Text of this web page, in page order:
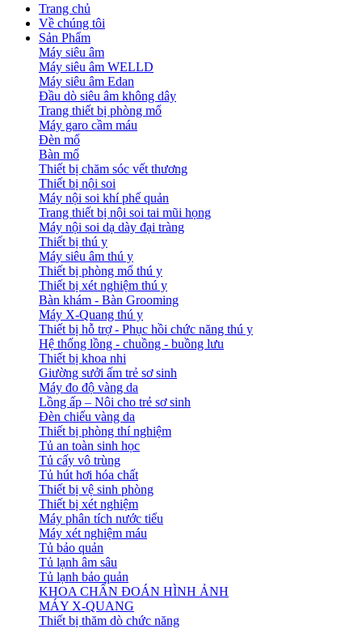
Trang chủ
Về chúng tôi
Sản Phẩm
Máy siêu âm
Máy siêu âm WELLD
Máy siêu âm Edan
Đầu dò siêu âm không dây
Trang thiết bị phòng mổ
Máy garo cầm máu
Đèn mổ
Bàn mổ
Thiết bị chăm sóc vết thương
Thiết bị nội soi
Máy nội soi khí phế quản
Trang thiết bị nội soi tai mũi họng
Máy nội soi dạ dày đại tràng
Thiết bị thú y
Máy siêu âm thú y
Thiết bị phòng mổ thú y
Thiết bị xét nghiệm thú y
Bàn khám - Bàn Grooming
Máy X-Quang thú y
Thiết bị hỗ trợ - Phục hồi chức năng thú y
Hệ thống lồng - chuồng - buồng lưu
Thiết bị khoa nhi
Giường sưởi ấm trẻ sơ sinh
Máy đo độ vàng da
Lồng ấp – Nôi cho trẻ sơ sinh
Đèn chiếu vàng da
Thiết bị phòng thí nghiệm
Tủ an toàn sinh học
Tủ cấy vô trùng
Tủ hút hơi hóa chất
Thiết bị vệ sinh phòng
Thiết bị xét nghiệm
Máy phân tích nước tiểu
Máy xét nghiệm máu
Tủ bảo quản
Tủ lạnh âm sâu
Tủ lạnh bảo quản
KHOA CHẨN ĐOÁN HÌNH ẢNH
MÁY X-QUANG
Thiết bị thăm dò chức năng